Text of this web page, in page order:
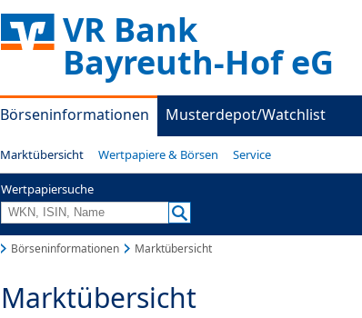
VR Bank
Bayreuth-Hof eG
Börseninformationen Musterdepot/Watchlist
Marktübersicht Wertpapiere & Börsen Service
Wertpapiersuche
Börseninformationen Marktübersicht
Marktübersicht